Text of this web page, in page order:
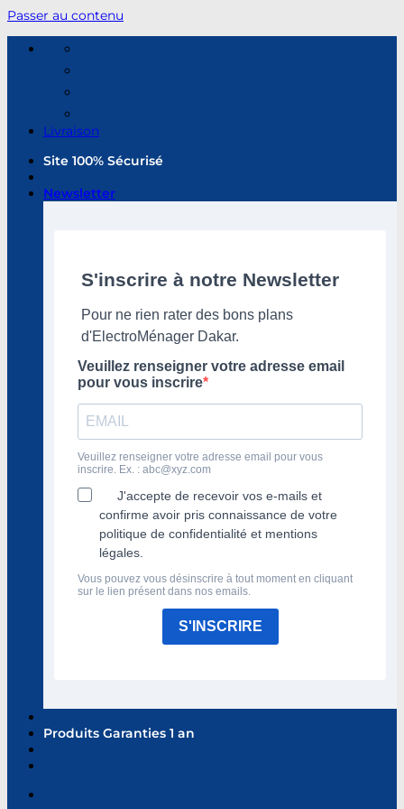
Passer au contenu
Livraison
Site 100% Sécurisé
Newsletter
S'inscrire à notre Newsletter
Pour ne rien rater des bons plans
d'ElectroMénager Dakar.
Veuillez renseigner votre adresse email
pour vous inscrire
Veuillez renseigner votre adresse email pour vous
inscrire. Ex. : abc@xyz.com
J'accepte de recevoir vos e-mails et
confirme avoir pris connaissance de votre
politique de confidentialité et mentions
légales.
Vous pouvez vous désinscrire à tout moment en cliquant
sur le lien présent dans nos emails.
S'INSCRIRE
Produits Garanties 1 an